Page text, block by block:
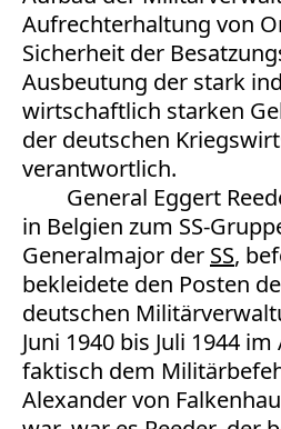
Aufrechterhaltung von
Sicherheit der
Ausbeutung der stark
wirtschaftlich starken
der deutschen
verantwortlich.
General Eggert
in Belgien zum SS-
Generalmajor der SS,
bekleidete den Posten
deutschen
Juni 1940 bis Juli 1944
faktisch dem
Alexander von